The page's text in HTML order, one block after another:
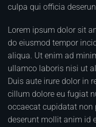
culpa qui officia
Lorem ipsum dolor sit
do eiusmod tempor
aliqua. Ut enim ad
ullamco laboris nisi ut
Duis aute irure dolor in
cillum dolore eu fugiat
occaecat cupidatat non
deserunt mollit anim id